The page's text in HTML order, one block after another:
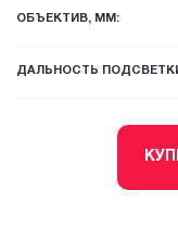
ОБЪЕКТИВ, ММ:
ДАЛЬНОСТЬ